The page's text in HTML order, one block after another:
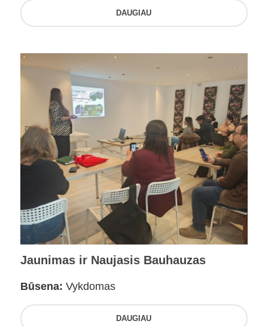
DAUGIAU
Jaunimas ir Naujasis Bauhauzas
Būsena: Vykdomas
DAUGIAU